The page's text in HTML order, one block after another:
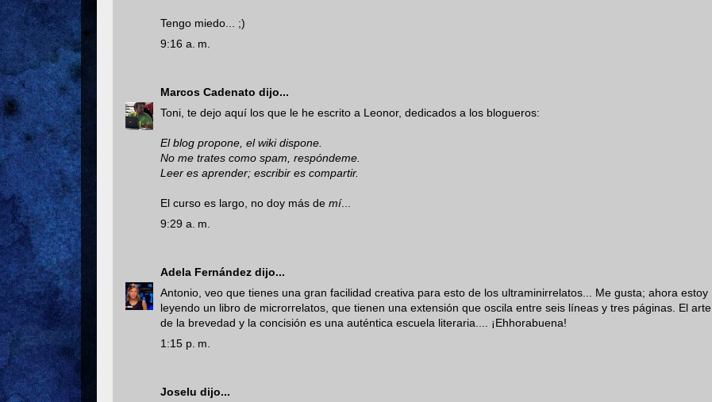
Tengo miedo... ;)
9:16 a. m.
Marcos Cadenato dijo...
Toni, te dejo aquí los que le he escrito a Leonor, dedicados a los blogueros:
El blog propone, el wiki dispone.
No me trates como spam, respóndeme.
Leer es aprender; escribir es compartir.
El curso es largo, no doy más de mí...
9:29 a. m.
Adela Fernández dijo...
Antonio, veo que tienes una gran facilidad creativa para esto de los ultraminirrelatos... Me gusta; ahora estoy
leyendo un libro de microrrelatos, que tienen una extensión que oscila entre seis líneas y tres páginas. El arte
de la brevedad y la concisión es una auténtica escuela literaria.... ¡Ehhorabuena!
1:15 p. m.
Joselu dijo...